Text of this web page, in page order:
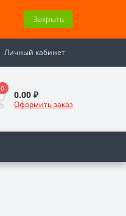
Закрыть
Личный кабинет
0
0.00 ₽
Оформить заказ